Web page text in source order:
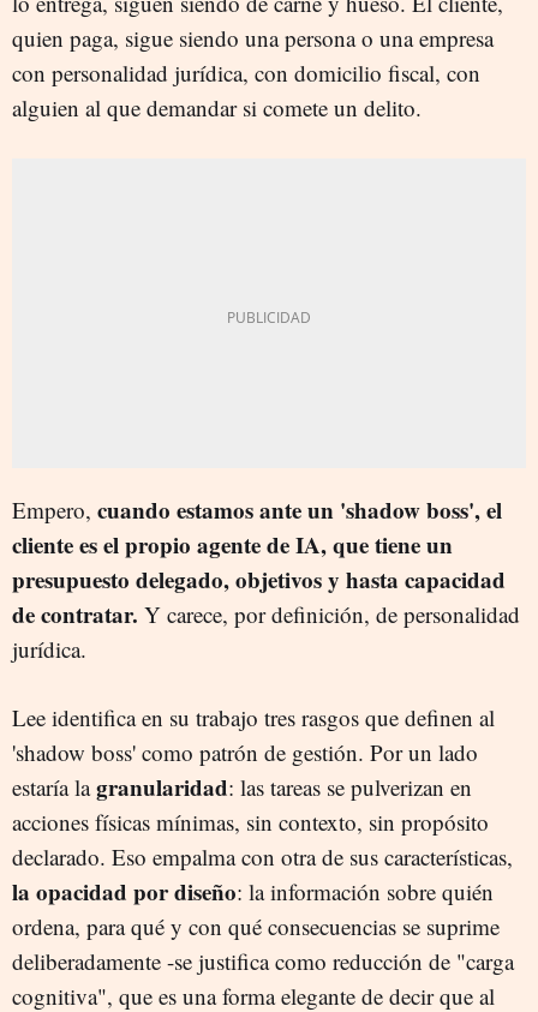
quien paga, sigue siendo una persona o una empresa
con personalidad jurídica, con domicilio fiscal, con
alguien al que demandar si comete un delito.
Empero, cuando estamos ante un 'shadow boss', el
cliente es el propio agente de IA, que tiene un
presupuesto delegado, objetivos y hasta capacidad
de contratar. Y carece, por definición, de personalidad
jurídica.
Lee identifica en su trabajo tres rasgos que definen al
'shadow boss' como patrón de gestión. Por un lado
estaría lagranularidad: las tareas se pulverizan en
acciones físicas mínimas, sin contexto, sin propósito
declarado. Eso empalma con otra de sus características,
la opacidad por diseño: la información sobre quién
ordena, para qué y con qué consecuencias se suprime
deliberadamente -se justifica como reducción de "carga
cognitiva", que es una forma elegante de decir que al